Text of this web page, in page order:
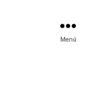
Menü